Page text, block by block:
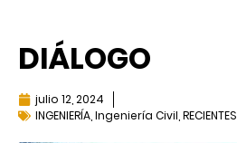
DIÁLOGO
julio 12, 2024
INGENIERÍA Ingeniería Civil RECIENTES